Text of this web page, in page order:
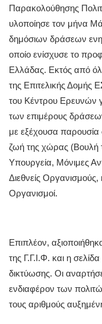
Παρακολούθησης
υλοποίησε τον μήνα
δημόσιων δράσεων
οποίο ενίσχυσε το
Ελλάδας. Εκτός από
της Επιτελικής Δομής
του Κέντρου Ερευνών
των επιμέρους
με εξέχουσα παρουσία
ζωή της χώρας (Βουλή
Υπουργεία, Μόνιμες
Διεθνείς Οργανισμούς,
Οργανισμοί.
Επιπλέον,
της Γ.Γ.Ι.Φ. και η
δικτύωσης. Οι
ενδιαφέρον των
τους αριθμούς